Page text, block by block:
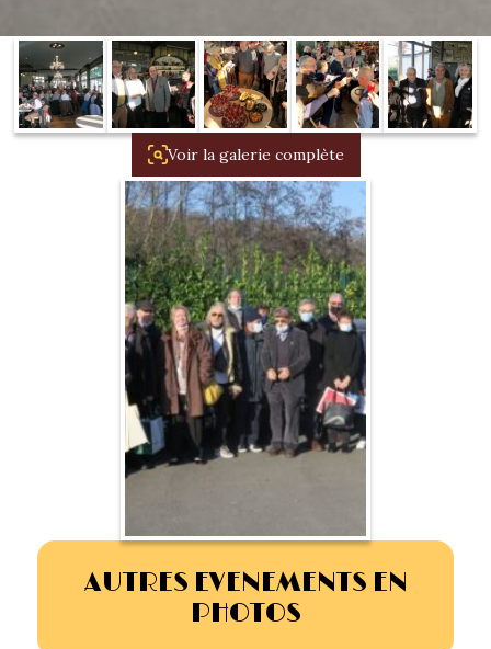
1934/1941
Evolution 11 –
1945/1952
Evolution 11 –
1952/1957
La 15/6 G –
1938/1947
La 15/6 D –
1947/1955
La 15/6 H –
1954/1956
Voir la galerie complète
AUTRES EVENEMENTS EN
PHOTOS